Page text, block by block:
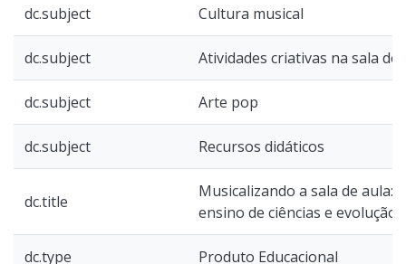
dc.subject Cultura musical
dc.subject Atividades criativas na sala de
dc.subject Arte pop
dc.subject Recursos didáticos
dc.title
Musicalizando a sala de aula:
ensino de ciências e evolução
dc.type Produto Educacional